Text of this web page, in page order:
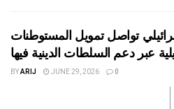
تواصل تمويل المستوطنات
عبر دعم السلطات الدينية فيها
BYARIJ JUNE 29, 2026 0